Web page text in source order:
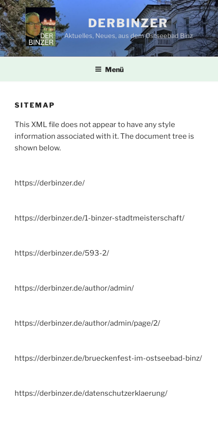
Zum
Inhalt
springen
DERBINZER
Aktuelles, Neues, aus dem Ostseebad Binz
Menü
SITEMAP
This XML file does not appear to have any style
information associated with it. The document tree is
shown below.
https://derbinzer.de/
https://derbinzer.de/1-binzer-stadtmeisterschaft/
https://derbinzer.de/593-2/
https://derbinzer.de/author/admin/
https://derbinzer.de/author/admin/page/2/
https://derbinzer.de/brueckenfest-im-ostseebad-binz/
https://derbinzer.de/datenschutzerklaerung/